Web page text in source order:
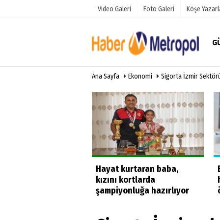
Video Galeri Foto Galeri Köşe
Hava
Anketler
Ana Sayfa Ekonomi Sigorta İzmir
Hayat kurtaran baba,
kızını kortlarda
şampiyonluğa hazırlıyor